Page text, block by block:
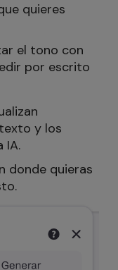
quieres
el tono con
por escrito
y los
IA.
donde quieras